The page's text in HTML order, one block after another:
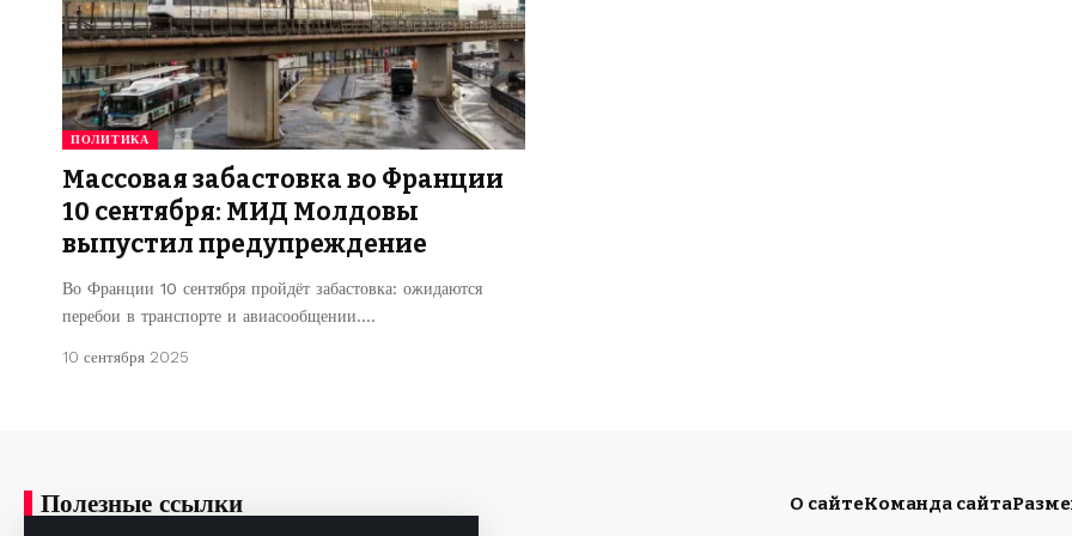
ПОЛИТИКА
Массовая забастовка во Франции
10 сентября: МИД Молдовы
выпустил предупреждение
Во Франции 10 сентября пройдёт забастовка: ожидаются
перебои в транспорте и авиасообщении.…
10 сентября 2025
Полезные ссылки О сайтеКоманда сайта